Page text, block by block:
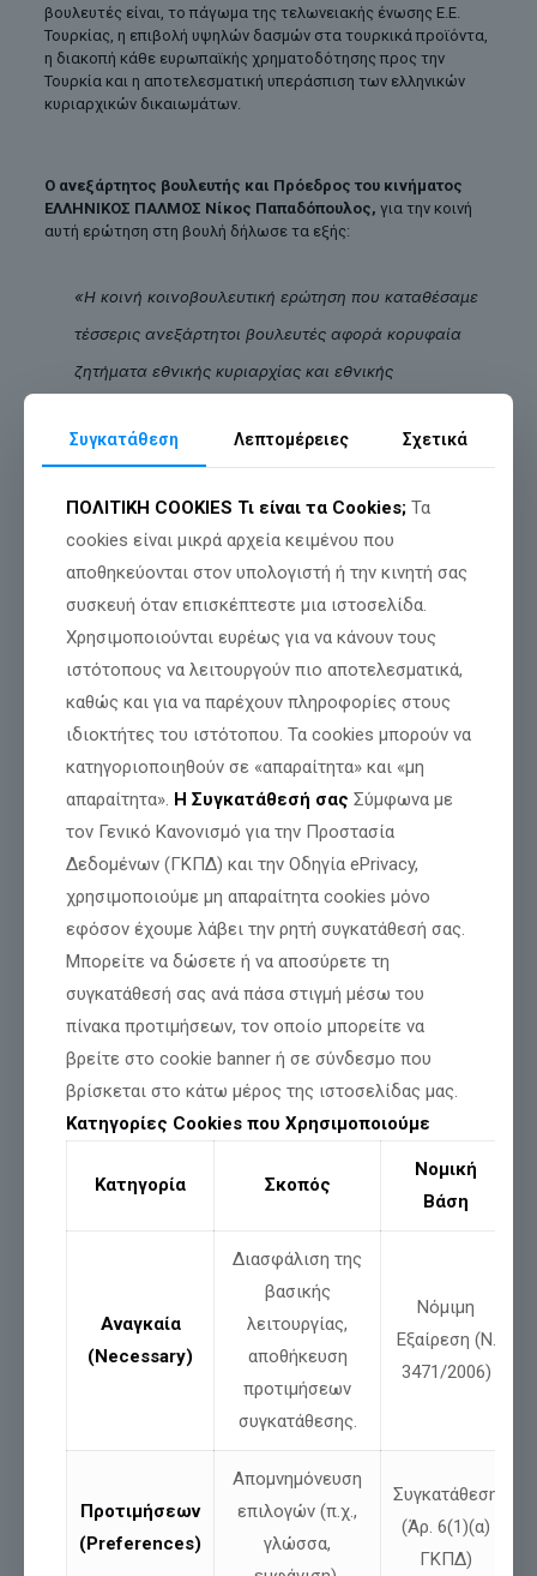
βουλευτές είναι, το πάγωμα της τελωνειακής ένωσης Ε.Ε.
Τουρκίας, η επιβολή υψηλών δασμών στα τουρκικά προϊόντα,
η διακοπή κάθε ευρωπαϊκής χρηματοδότησης προς την
Τουρκία και η αποτελεσματική υπεράσπιση των ελληνικών
κυριαρχικών δικαιωμάτων.
Ο ανεξάρτητος βουλευτής και Πρόεδρος του κινήματος
ΕΛΛΗΝΙΚΟΣ ΠΑΛΜΟΣ Νίκος Παπαδόπουλος, για την κοινή
αυτή ερώτηση στη βουλή δήλωσε τα εξής:
«Η κοινή κοινοβουλευτική ερώτηση που καταθέσαμε
τέσσερις ανεξάρτητοι βουλευτές αφορά κορυφαία
ζητήματα εθνικής κυριαρχίας και εθνικής
Την ώρα που η Τουρκία συνεχίζει να απειλεί ευθέως
την Ελλάδα με το casus belli, να προβάλλει
παράνομες διεκδικήσεις στο Αιγαίο και στην
Ανατολική Μεσόγειο και να εργαλειοποιεί τη στάση
ανοχής της Ευρώπης, η ελληνική πλευρά οφείλει να
διεκδικήσει αποφασιστικά τα κυριαρχικά της
δικαιώματα.
Η πρωτοβουλία αυτή αποκτά ιδιαίτερη σημασία, διότι
συνυπογράφεται από τέσσερις ανεξάρτητους
βουλευτές, πέρα και πάνω από κομματικές γραμμές.
Μαζί με τους συναδέλφους ανεξάρτητους βουλευτές
Διονύση Βαλτογιάννη, Γιάννη Δημητροκάλλη και
Γιώργο Μανούσο ενώνουμε τις φωνές μας για να
ομοψυχία, αποφασιστικότητα
ξεκάθαρη εθνική
πολιτικές κατευνασμού της κυβέρνησης
, όταν η Τουρκία υλοποιεί το δόγμα της
«γαλάζιας πατρίδας» και απειλεί ανοιχτά την εθνική
μας κυριαρχία είναι ύποπτη. Ενδεχομένως ετοιμάζουν
εξηγείται τόσος «κατευνασμός». Η κυβέρνηση της
Νέας Δημοκρατίας δεν υπηρετεί τα εθνικά μας
δίκαια.
Συγκατάθεση Λεπτομέρειες Σχετικά
ΠΟΛΙΤΙΚΗ COOKIES Τι είναι τα Cookies; Τα
cookies είναι μικρά αρχεία κειμένου που
αποθηκεύονται στον υπολογιστή ή την κινητή σας
συσκευή όταν επισκέπτεστε μια ιστοσελίδα.
Χρησιμοποιούνται ευρέως για να κάνουν τους
ιστότοπους να λειτουργούν πιο αποτελεσματικά,
καθώς και για να παρέχουν πληροφορίες στους
ιδιοκτήτες του ιστότοπου. Τα cookies μπορούν να
κατηγοριοποιηθούν σε «απαραίτητα» και «μη
απαραίτητα». Η Συγκατάθεσή σας Σύμφωνα με
τον Γενικό Κανονισμό για την Προστασία
Δεδομένων (ΓΚΠΔ) και την Οδηγία ePrivacy,
χρησιμοποιούμε μη απαραίτητα cookies μόνο
εφόσον έχουμε λάβει την ρητή συγκατάθεσή σας.
Μπορείτε να δώσετε ή να αποσύρετε τη
συγκατάθεσή σας ανά πάσα στιγμή μέσω του
πίνακα προτιμήσεων, τον οποίο μπορείτε να
βρείτε στο cookie banner ή σε σύνδεσμο που
βρίσκεται στο κάτω μέρος της ιστοσελίδας μας.
Κατηγορίες Cookies που Χρησιμοποιούμε
Κατηγορία Σκοπός
Νομική
Βάση
Αναγκαία
(Necessary)
Διασφάλιση της
βασικής
λειτουργίας,
αποθήκευση
προτιμήσεων
συγκατάθεσης.
Νόμιμη
Εξαίρεση (Ν.
3471/2006)
Προτιμήσεων
(Preferences)
Απομνημόνευση
επιλογών (π.χ.,
γλώσσα,
Συγκατάθεση
(Άρ. 6(1)(α)
ΓΚΠΔ)